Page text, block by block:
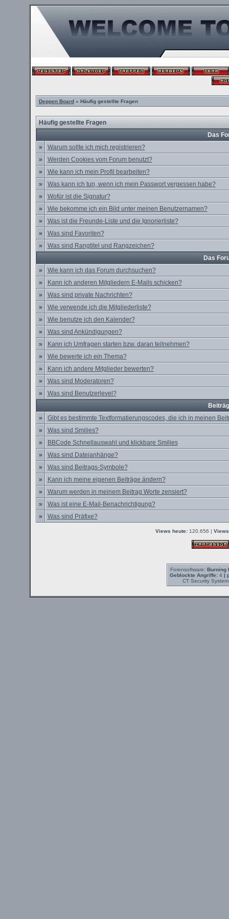
Deppen Board» Häufig gestellte Fragen
Häufig gestellte Fragen
Das
»
Warum sollte ich mich registrieren?
»
Werden Cookies vom Forum benutzt?
»
Wie kann ich mein Profil bearbeiten?
»
Was kann ich tun, wenn ich mein Passwort vergessen habe?
»
Wofür ist die Signatur?
»
Wie bekomme ich ein Bild unter meinen Benutzernamen?
»
Was ist die Freunde-Liste und die Ignorierliste?
»
Was sind Favoriten?
»
Was sind Rangtitel und Rangzeichen?
Das
»
Wie kann ich das Forum durchsuchen?
»
Kann ich anderen Mitgliedern E-Mails schicken?
»
Was sind private Nachrichten?
»
Wie verwende ich die Mitgliederliste?
»
Wie benutze ich den Kalender?
»
Was sind Ankündigungen?
»
Kann ich Umfragen starten bzw. daran teilnehmen?
»
Wie bewerte ich ein Thema?
»
Kann ich andere Mitglieder bewerten?
»
Was sind Moderatoren?
»
Was sind Benutzerlevel?
»
Gibt es bestimmte Textformatierungscodes, die ich in meinen
»
Was sind Smilies?
»
BBCode Schnellauswahl und klickbare Smilies
»
Was sind Dateianhänge?
»
Was sind Beitrags-Symbole?
»
Kann ich meine eigenen Beiträge ändern?
»
Warum werden in meinem Beitrag Worte zensiert?
»
Was ist eine E-Mail-Benachrichtigung?
»
Was sind Präfixe?
Views heute: 120.656 |
Forensoftware: Burning
Geblockte Angriffe:4 |
CT Security